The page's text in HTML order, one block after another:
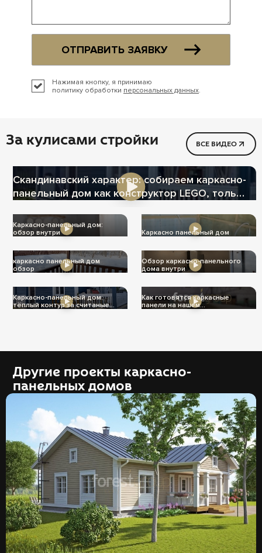
ОТПРАВИТЬ ЗАЯВКУ
Нажимая кнопку, я принимаю
политику обработки персональных данных.
За кулисами стройки ВСЕ ВИДЕО
Скандинавский характер: собираем каркасно-
панельный дом как конструктор LEGO, только
Каркасно-панельный дом:
обзор внутри
Каркасно панельный дом
каркасно панельный дом
обзор
Обзор каркасно-панельного
дома внутри
Каркасно-панельный дом:
тёплый контур за считаные
Как готовятся каркасные
панели на нашем
Другие проекты каркасно-
панельных домов